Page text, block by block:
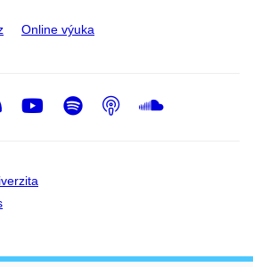
Online výuka
DiscordYoutube
Spotify
Podcast